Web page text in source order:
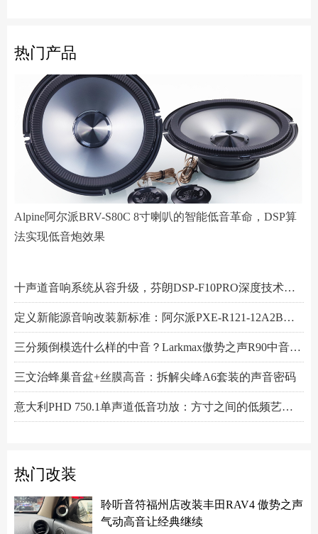
热门改装
聆听音符福州店改装丰田RAV4 傲势之声
气动高音让经典继续
热门产品
Alpine阿尔派BRV-S80C 8寸喇叭的智能低音革命，DSP算
法实现低音炮效果
定义新能源音响改装新标准：阿尔派PXE-R121-12A2B深度技术解析，从底层电路到声学调校的全面越级
三分频倒模选什么样的中音？Larkmax傲势之声R90中音喇叭技术解析
三文治蜂巢音盆+丝膜高音：拆解尖峰A6套装的声音密码
意大利PHD 750.1单声道低音功放：方寸之间的低频艺术，激发潜能又收放自如
Hertz赫兹DSK165.3两分频套装喇叭：以简驭繁，还原纯粹之声